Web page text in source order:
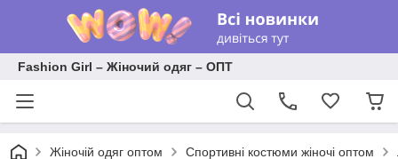
Fashion Girl – Жіночий одяг – ОПТ
Жіночій одяг оптом Спортивні костюми жіночі оптом